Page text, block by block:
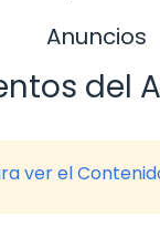
Anuncios
del
ver el